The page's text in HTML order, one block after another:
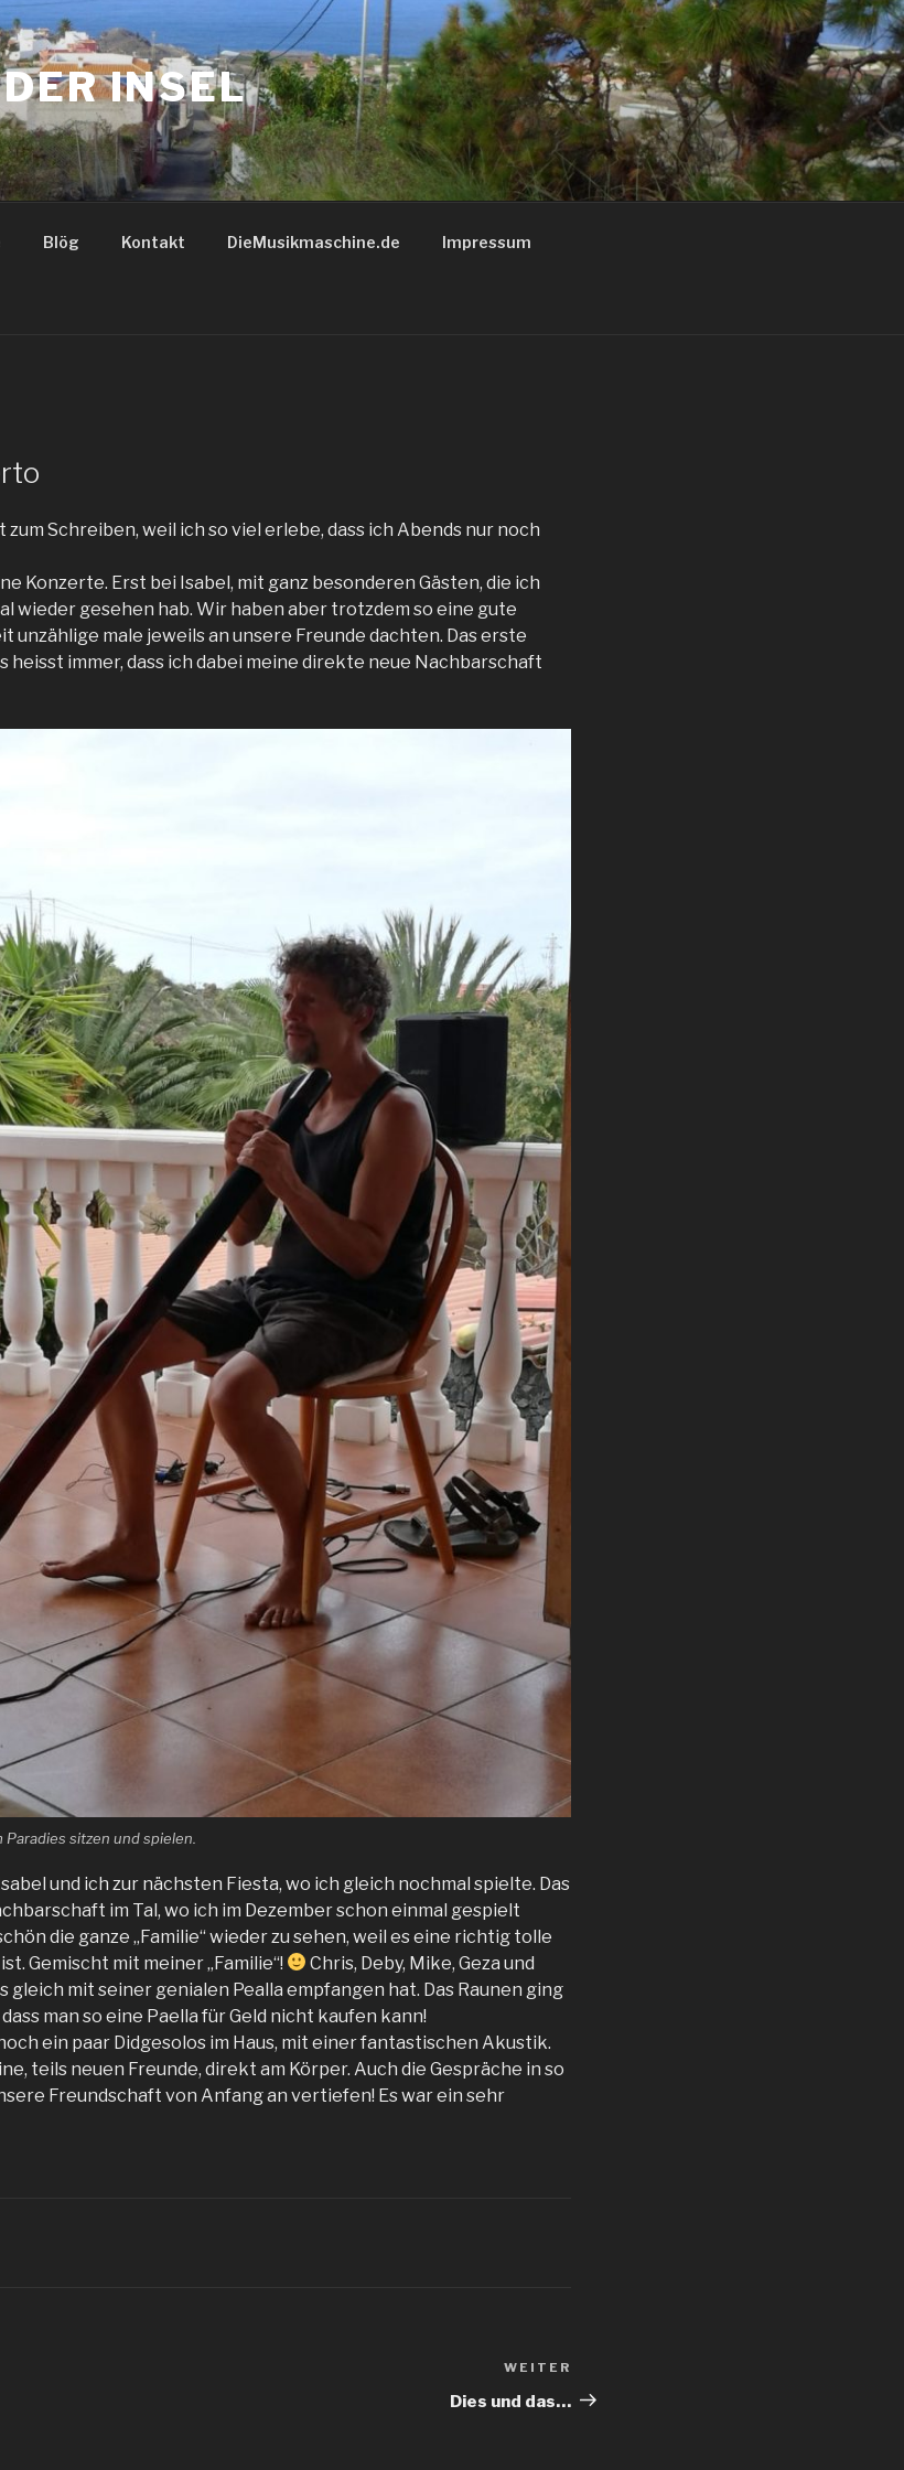
INSEL
Blög Kontakt DieMusikmaschine.de Impressum
Schreiben, weil ich so viel erlebe, dass ich Abends nur noch
Konzerte. Erst bei Isabel, mit ganz besonderen Gästen, die ich
wieder gesehen hab. Wir haben aber trotzdem so eine gute
unzählige male jeweils an unsere Freunde dachten. Das erste
heisst immer, dass ich dabei meine direkte neue Nachbarschaft
Paradies sitzen und spielen.
und ich zur nächsten Fiesta, wo ich gleich nochmal spielte. Das
im Tal, wo ich im Dezember schon einmal gespielt
die ganze „Familie“ wieder zu sehen, weil es eine richtig tolle
Gemischt mit meiner „Familie“!
Chris, Deby, Mike, Geza und
gleich mit seiner genialen Pealla empfangen hat. Das Raunen ging
man so eine Paella für Geld nicht kaufen kann!
ein paar Didgesolos im Haus, mit einer fantastischen Akustik.
teils neuen Freunde, direkt am Körper. Auch die Gespräche in so
Freundschaft von Anfang an vertiefen! Es war ein sehr
Beitrag
WEITER
Dies und das…